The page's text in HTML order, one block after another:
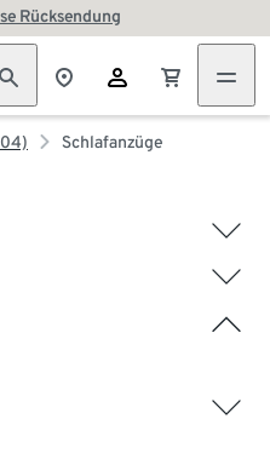
Rücksendung
Schlafanzüge